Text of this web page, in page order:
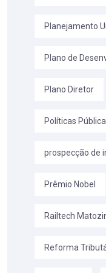
Planejamento
Plano de
Plano Diretor
Políticas
prospecção de
Prêmio Nobel
Railtech
Reforma